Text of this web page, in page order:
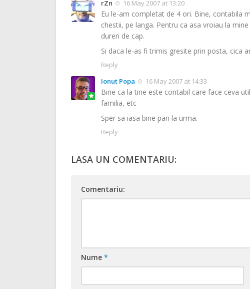
rZn
16 May 2007 at 13:20
Eu le-am completat de 4 ori. Bine, contabila
chestii, pe langa. Pentru ca asa vroiau la
dureri de cap.
Si daca le-as fi trimis gresite prin posta, cica
Reply
Ionut Popa
16 May 2007 at 14:33
Bine ca la tine este contabil care face ceva
familia, etc
Sper sa iasa bine pan la urma.
Reply
LASA UN COMENTARIU:
Comentariu:
Nume *